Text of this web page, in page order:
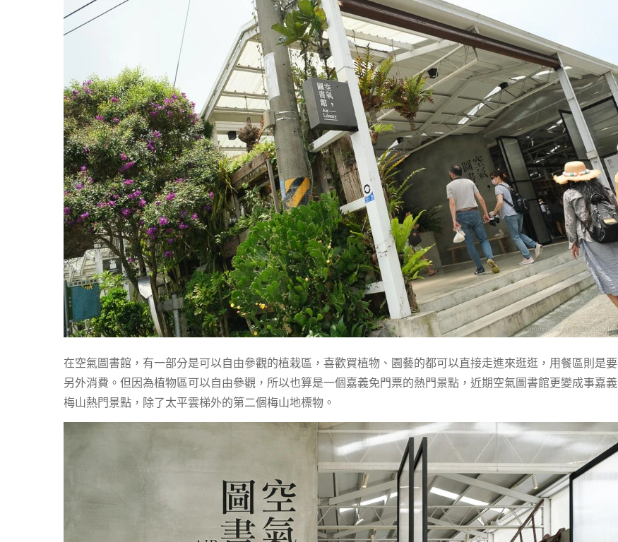
在空氣圖書館，有一部分是可以自由參觀的植栽區，喜歡買植物、園藝的都可以直接走進來逛逛，用餐區則是要
另外消費。但因為植物區可以自由參觀，所以也算是一個嘉義免門票的熱門景點，近期空氣圖書館更變成事嘉義
梅山熱門景點，除了太平雲梯外的第二個梅山地標物。